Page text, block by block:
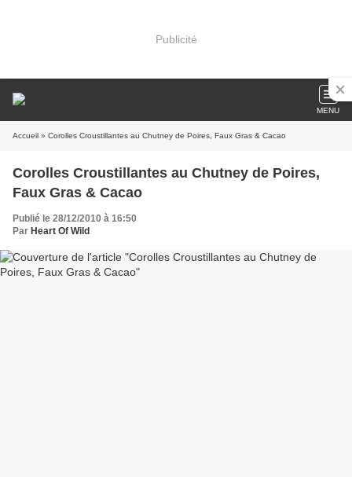
Publicité
MENU
Accueil » Corolles Croustillantes au Chutney de Poires, Faux Gras & Cacao
Corolles Croustillantes au Chutney de Poires,
Faux Gras & Cacao
Publié le 28/12/2010 à 16:50
Par Heart Of Wild